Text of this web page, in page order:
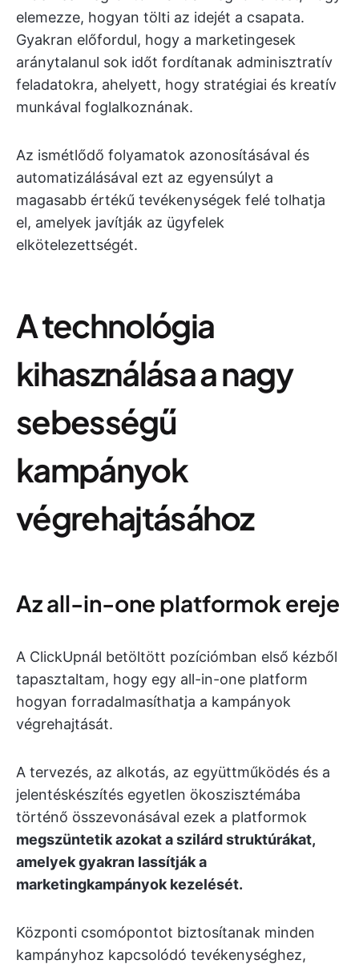
elemezze, hogyan tölti az idejét a csapata.
Gyakran előfordul, hogy a marketingesek
aránytalanul sok időt fordítanak adminisztratív
feladatokra, ahelyett, hogy stratégiai és kreatív
munkával foglalkoznának.
Az ismétlődő folyamatok azonosításával és
automatizálásával ezt az egyensúlyt a
magasabb értékű tevékenységek felé tolhatja
el, amelyek javítják az ügyfelek
elkötelezettségét.
A technológia
kihasználása a nagy
sebességű
kampányok
végrehajtásához
Az all-in-one platformok ereje
A ClickUpnál betöltött pozíciómban első kézből
tapasztaltam, hogy egy all-in-one platform
hogyan forradalmasíthatja a kampányok
végrehajtását.
A tervezés, az alkotás, az együttműködés és a
jelentéskészítés egyetlen ökoszisztémába
történő összevonásával ezek a platformok
megszüntetik azokat a szilárd struktúrákat,
amelyek gyakran lassítják a
marketingkampányok kezelését.
Központi csomópontot biztosítanak minden
kampányhoz kapcsolódó tevékenységhez,